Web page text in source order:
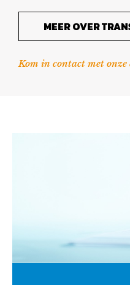
MEER OVER
Kom in contact met onze